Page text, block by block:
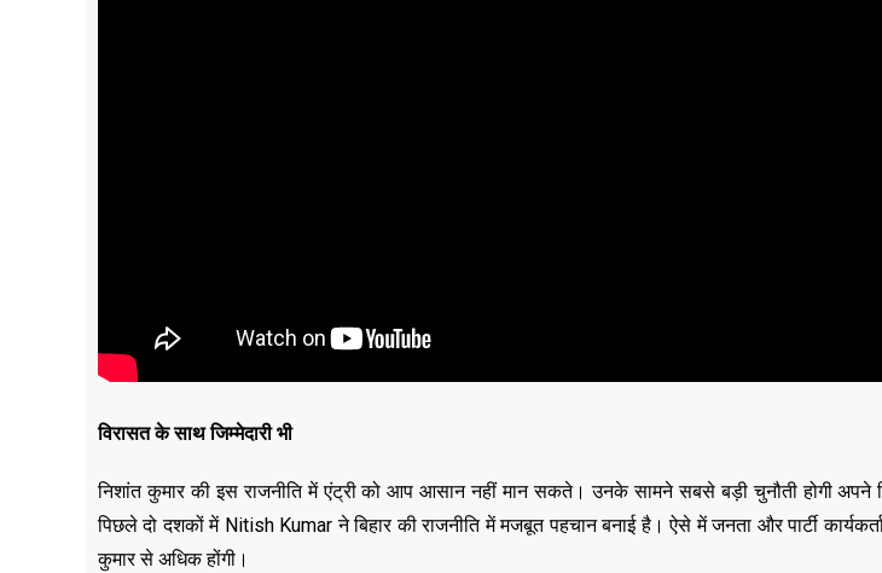
विरासत के साथ जिम्मेदारी भी
निशांत कुमार की इस राजनीति में एंट्री को आप आसान नहीं मान सकते। उनके सामने सबसे बड़ी चुनौती होगी अपने
पिछले दो दशकों में Nitish Kumar ने बिहार की राजनीति में मजबूत पहचान बनाई है। ऐसे में जनता और पार्टी
कुमार से अधिक होंगी।